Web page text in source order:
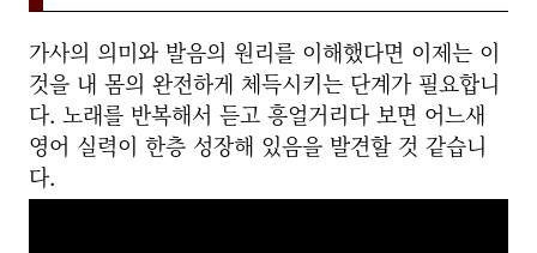
가사의 의미와 발음의 원리를 이해했다면 이제는 이
것을 내 몸의 완전하게 체득시키는 단계가 필요합니
다. 노래를 반복해서 듣고 흥얼거리다 보면 어느새
영어 실력이 한층 성장해 있음을 발견할 것 같습니
다.